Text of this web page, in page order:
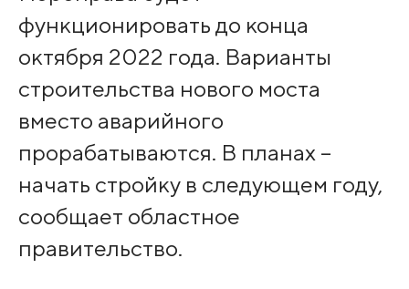
функционировать до конца
октября 2022 года. Варианты
строительства нового моста
вместо аварийного
прорабатываются. В планах –
начать стройку в следующем году,
сообщает областное
правительство.